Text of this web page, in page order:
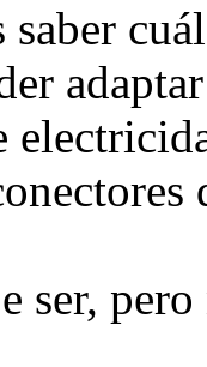
saber
ser, pero